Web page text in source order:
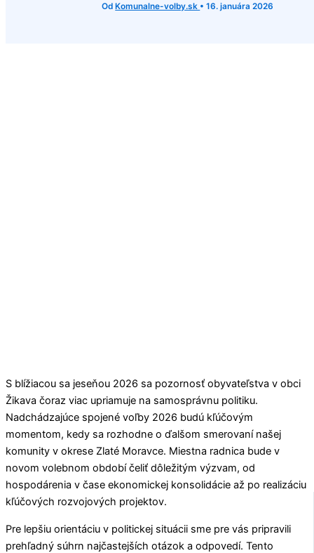
Od Komunalne-volby.sk •16. januára 2026
S blížiacou sa jeseňou 2026 sa pozornosť obyvateľstva v obci
Žikava čoraz viac upriamuje na samosprávnu politiku.
Nadchádzajúce spojené voľby 2026 budú kľúčovým
momentom, kedy sa rozhodne o ďalšom smerovaní našej
komunity v okrese Zlaté Moravce. Miestna radnica bude v
novom volebnom období čeliť dôležitým výzvam, od
hospodárenia v čase ekonomickej konsolidácie až po realizáciu
kľúčových rozvojových projektov.
Pre lepšiu orientáciu v politickej situácii sme pre vás pripravili
prehľadný súhrn najčastejších otázok a odpovedí. Tento